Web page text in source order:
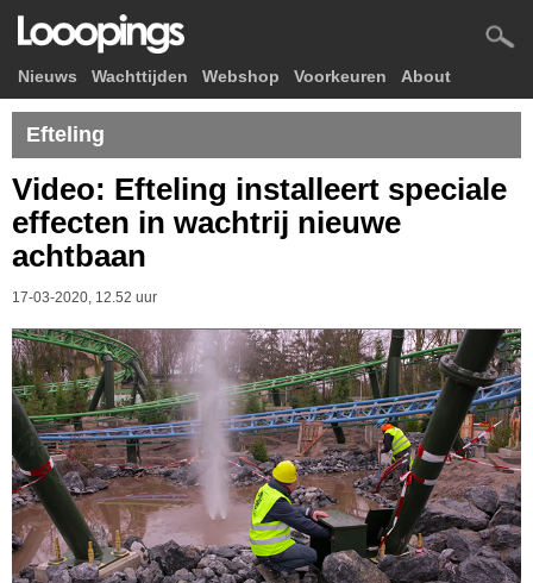
Nieuws Wachttijden Webshop Voorkeuren About
Efteling
Video: Efteling installeert speciale
effecten in wachtrij nieuwe
achtbaan
17-03-2020, 12.52 uur